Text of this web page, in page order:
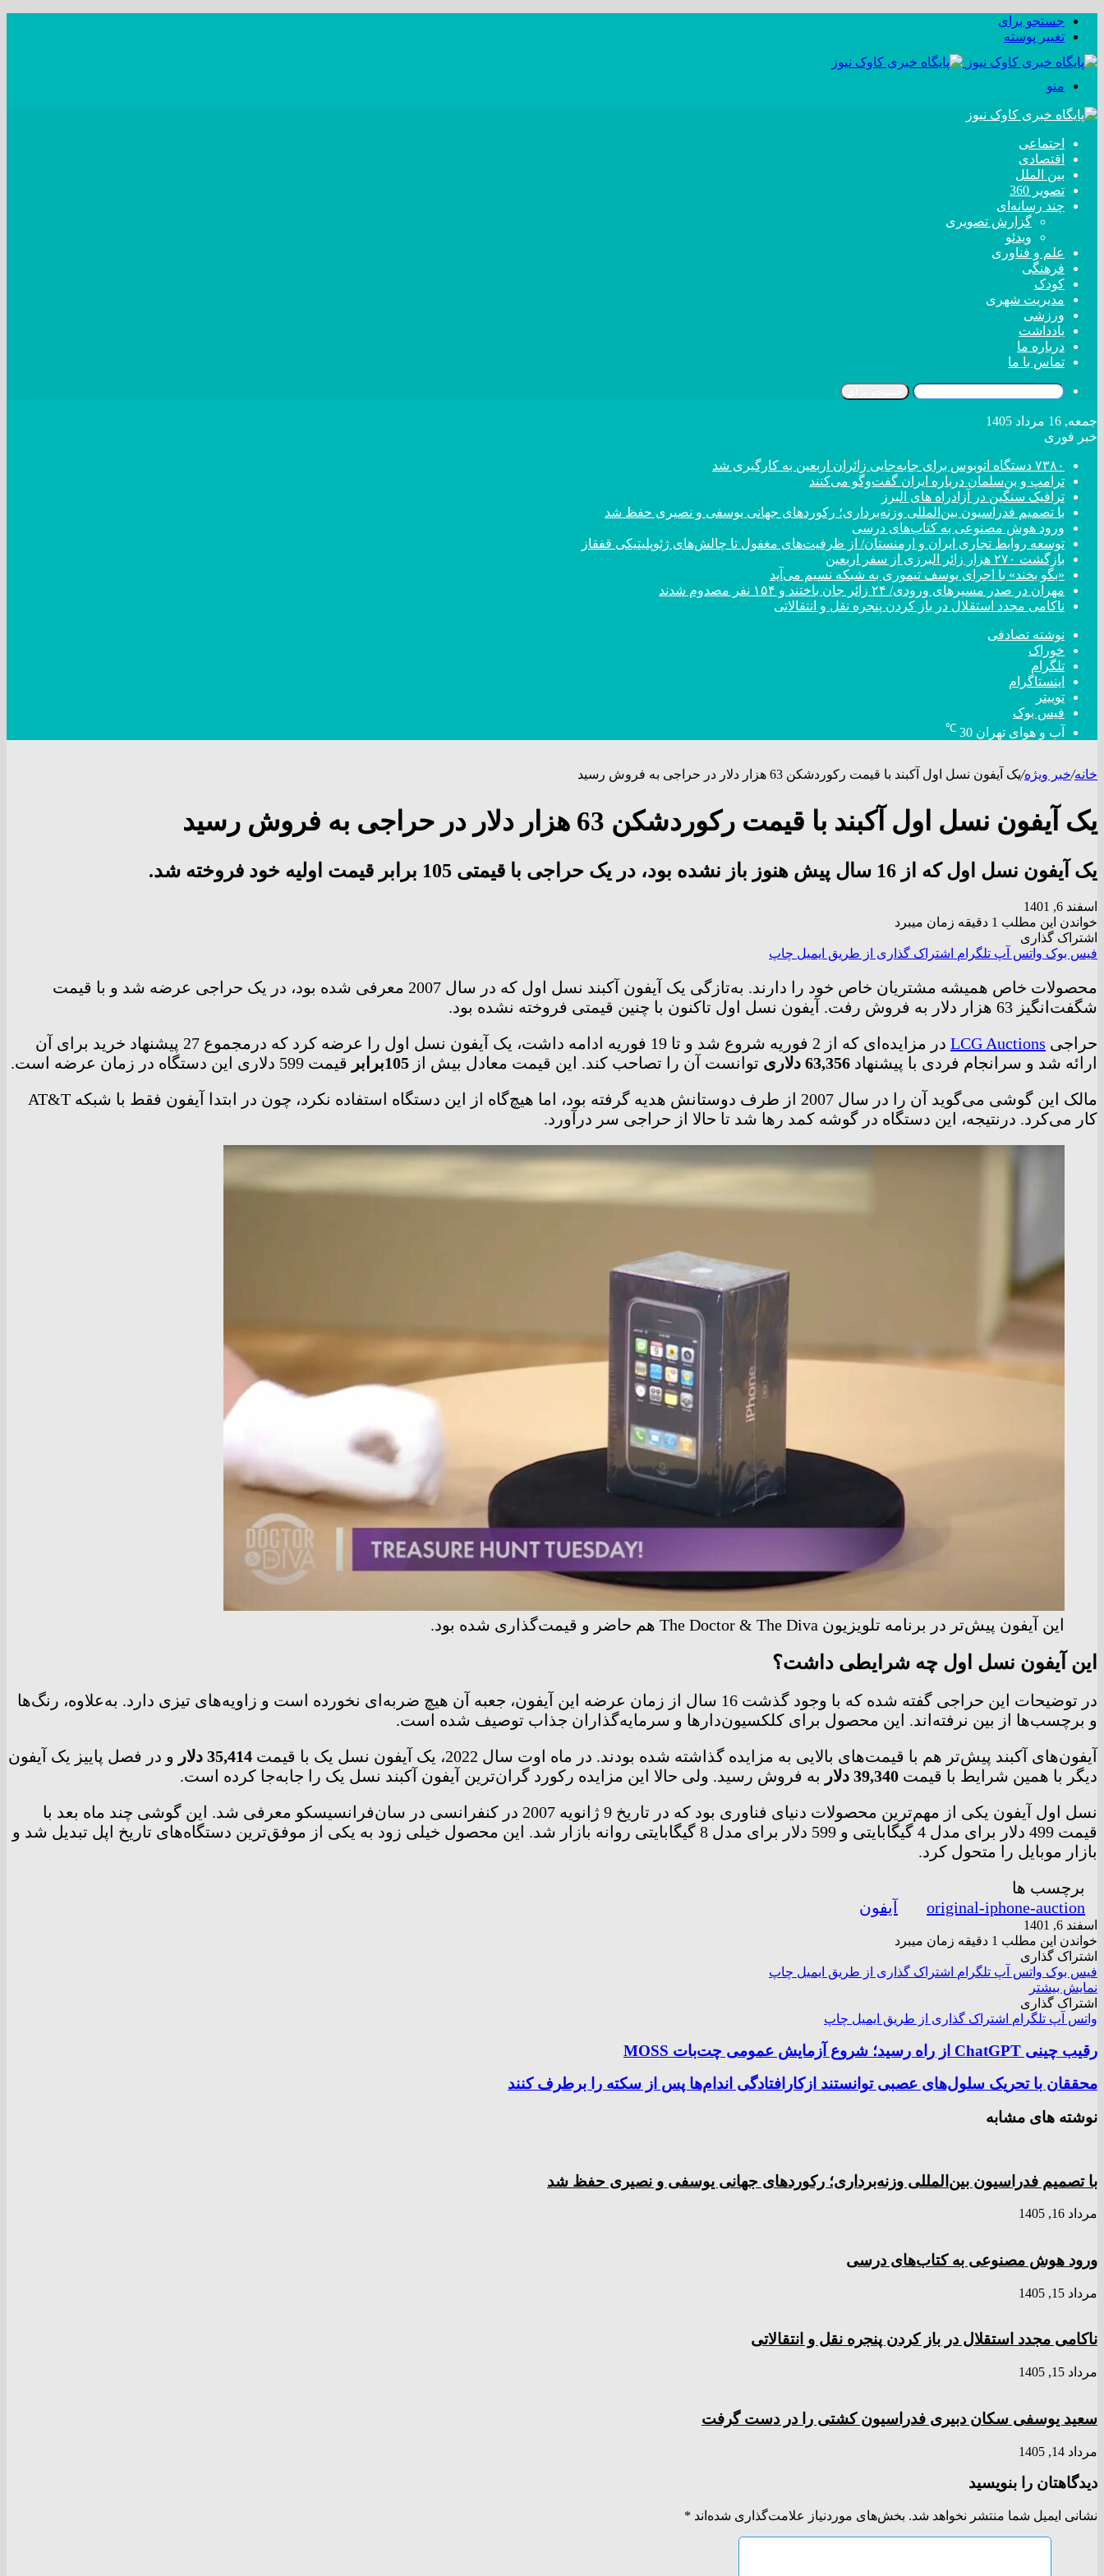
جستجو برای
تغییر پوسته
منو
اجتماعی
اقتصادی
بین الملل
تصویر 360
چند رسانه‌ای
گزارش تصویری
ویدئو
علم و فناوری
فرهنگی
کودک
مدیریت شهری
ورزشی
یادداشت
درباره ما
تماس با ما
جمعه, 16 مرداد 1405
خبر فوری
۷۳۸۰ دستگاه اتوبوس برای جابه‌جایی زائران اربعین به کارگیری شد
ترامپ و بن‌سلمان درباره ایران گفت‌و‌گو می‌کنند
ترافیک سنگین در آزادراه های البرز
با تصمیم فدراسیون بین‌المللی وزنه‌برداری؛ رکورد‌های جهانی یوسفی و نصیری حفظ شد
ورود هوش مصنوعی به کتاب‌های درسی
توسعه روابط تجاری ایران و ارمنستان/ از ظرفیت‌های مغفول تا چالش‌های ژئوپلیتیکی قفقاز
بازگشت ۲۷۰ هزار زائر البرزی از سفر اربعین
«بگو بخند» با اجرای یوسف تیموری به شبکه نسیم می‌آید
مهران در صدر مسیر‌های ورودی/ ۲۴ زائر جان باختند و ۱۵۴ نفر مصدوم شدند
ناکامی مجدد استقلال در باز کردن پنجره نقل و انتقالاتی
نوشته تصادفی
خوراک
تلگرام
اینستاگرام
توییتر
فیس بوک
آب و هوای تهران 30
℃
خانه/خبر ویژه/یک آیفون نسل اول آکبند با قیمت رکوردشکن 63 هزار دلار در حراجی به فروش رسید
یک آیفون نسل اول آکبند با قیمت رکوردشکن 63 هزار دلار در حراجی به فروش رسید
یک آیفون نسل اول که از 16 سال پیش هنوز باز نشده بود، در یک حراجی با قیمتی 105 برابر قیمت اولیه خود فروخته شد.
اسفند 6, 1401
خواندن این مطلب 1 دقیقه زمان میبرد
اشتراک گذاری
فیس بوک واتس آپ تلگرام اشتراک گذاری از طریق ایمیل چاپ
محصولات خاص همیشه مشتریان خاص خود را دارند. به‌تازگی یک آیفون آکبند نسل اول که در سال 2007 معرفی شده بود، در یک حراجی عرضه شد و با قیمت
شگفت‌انگیز 63 هزار دلار به فروش رفت. آیفون نسل اول تاکنون با چنین قیمتی فروخته نشده بود.
حراجی LCG Auctions
در مزایده‌ای که از 2 فوریه شروع شد و تا 19 فوریه ادامه داشت، یک آیفون نسل اول را عرضه کرد که در‌مجموع 27 پیشنهاد خرید برای آن
ارائه شد و سرانجام فردی با پیشنهاد 63,356 دلاری توانست آن را تصاحب کند. این قیمت معادل بیش از 105‌برابر
قیمت 599 دلاری این دستگاه در زمان عرضه است.
مالک این گوشی می‌گوید آن را در سال 2007 از طرف دوستانش هدیه گرفته بود، اما هیچ‌گاه از این دستگاه استفاده نکرد، چون در ابتدا آیفون فقط با شبکه AT&T
کار می‌کرد. درنتیجه، این دستگاه در گوشه کمد رها شد تا حالا از حراجی سر درآورد.
این آیفون پیش‌تر در برنامه تلویزیون The Doctor & The Diva هم حاضر و قیمت‌گذاری شده بود.
این آیفون نسل اول چه شرایطی داشت؟
در توضیحات این حراجی گفته شده که با وجود گذشت 16 سال از زمان عرضه این آیفون، جعبه آن هیچ ضربه‌ای نخورده است و زاویه‌های تیزی دارد. به‌علاوه، رنگ‌ها
و برچسب‌ها از بین نرفته‌اند. این محصول برای کلکسیون‌دارها و سرمایه‌گذاران جذاب توصیف شده است.
آیفون‌های آکبند پیش‌تر هم با قیمت‌های بالایی به مزایده گذاشته شده بودند. در ماه اوت سال 2022، یک آیفون نسل یک با قیمت
35,414 دلار
و در فصل پاییز یک آیفون
دیگر با همین شرایط با قیمت 39,340 دلار
به فروش رسید. ولی حالا این مزایده رکورد گران‌ترین آیفون آکبند نسل یک را جابه‌جا کرده است.
نسل اول آیفون یکی از مهم‌ترین محصولات دنیای فناوری بود که در تاریخ 9 ژانویه 2007 در کنفرانسی در سان‌فرانسیسکو معرفی شد. این گوشی چند ماه بعد با
قیمت 499 دلار برای مدل 4 گیگابایتی و 599 دلار برای مدل 8 گیگابایتی روانه بازار شد. این محصول خیلی زود به یکی از موفق‌ترین دستگاه‌های تاریخ اپل تبدیل شد و
بازار موبایل را متحول کرد.
برچسب ها
original-iphone-auction
آیفون
اسفند 6, 1401
خواندن این مطلب 1 دقیقه زمان میبرد
اشتراک گذاری
فیس بوک واتس آپ تلگرام اشتراک گذاری از طریق ایمیل چاپ
نمایش بیشتر
اشتراک گذاری
واتس آپ تلگرام اشتراک گذاری از طریق ایمیل چاپ
رقیب چینی ChatGPT از راه رسید؛ شروع آزمایش عمومی چت‌بات MOSS
محققان با تحریک سلول‌های عصبی توانستند ازکارافتادگی اندام‌ها پس از سکته را برطرف کنند
نوشته های مشابه
با تصمیم فدراسیون بین‌المللی وزنه‌برداری؛ رکورد‌های جهانی یوسفی و نصیری حفظ شد
مرداد 16, 1405
ورود هوش مصنوعی به کتاب‌های درسی
مرداد 15, 1405
ناکامی مجدد استقلال در باز کردن پنجره نقل و انتقالاتی
مرداد 15, 1405
سعید یوسفی سکان دبیری فدراسیون کشتی را در دست گرفت
مرداد 14, 1405
دیدگاهتان را بنویسید
نشانی ایمیل شما منتشر نخواهد شد. بخش‌های موردنیاز علامت‌گذاری شده‌اند *